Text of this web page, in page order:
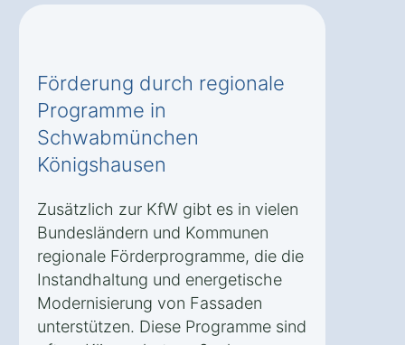
Förderung durch regionale
Programme in
Schwabmünchen
Königshausen
Zusätzlich zur KfW gibt es in vielen
Bundesländern und Kommunen
regionale Förderprogramme, die die
Instandhaltung und energetische
Modernisierung von Fassaden
unterstützen. Diese Programme sind